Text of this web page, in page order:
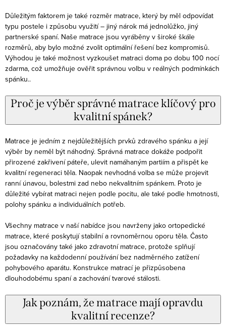
Důležitým faktorem je také rozměr matrace, který by měl odpovídat
typu postele i způsobu využití – jiný nárok má jednolůžko, jiný
partnerské spaní. Naše matrace jsou vyráběny v široké škále
rozměrů, aby bylo možné zvolit optimální řešení bez kompromisů.
Výhodou je také možnost vyzkoušet matraci doma po dobu 100 nocí
zdarma, což umožňuje ověřit správnou volbu v reálných podmínkách
spánku..
Proč je výběr správné matrace klíčový pro
kvalitní spánek?
Matrace je jedním z nejdůležitějších prvků zdravého spánku a její
výběr by neměl být náhodný. Správná matrace dokáže podpořit
přirozené zakřivení páteře, ulevit namáhaným partiím a přispět ke
kvalitní regeneraci těla. Naopak nevhodná volba se může projevit
ranní únavou, bolestmi zad nebo nekvalitním spánkem. Proto je
důležité vybírat matraci nejen podle pocitu, ale také podle hmotnosti,
polohy spánku a individuálních potřeb.
Všechny matrace v naší nabídce jsou navrženy jako ortopedické
matrace, které poskytují stabilní a rovnoměrnou oporu těla. Často
jsou označovány také jako zdravotní matrace, protože splňují
požadavky na každodenní používání bez nadměrného zatížení
pohybového aparátu. Konstrukce matrací je přizpůsobena
dlouhodobému spaní a zachování tvarové stálosti.
Jak poznám, že matrace mají opravdu
kvalitní recenze?